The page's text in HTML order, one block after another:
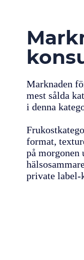
Marknaden
mest sålda
i denna
format,
på morgonen
private label-